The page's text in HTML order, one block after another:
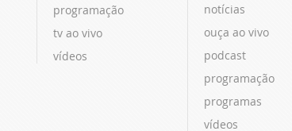
programação
tv ao vivo
vídeos
notícias
ouça ao vivo
podcast
programação
programas
vídeos